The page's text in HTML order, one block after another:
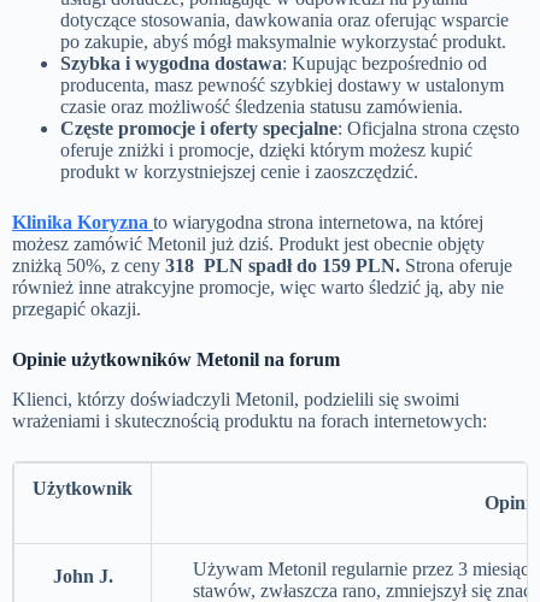
dotyczące stosowania, dawkowania oraz oferując wsparcie
po zakupie, abyś mógł maksymalnie wykorzystać produkt.
Szybka i wygodna dostawa: Kupując bezpośrednio od
producenta, masz pewność szybkiej dostawy w ustalonym
czasie oraz możliwość śledzenia statusu zamówienia.
Częste promocje i oferty specjalne: Oficjalna strona często
oferuje zniżki i promocje, dzięki którym możesz kupić
produkt w korzystniejszej cenie i zaoszczędzić.
Klinika Koryzna to wiarygodna strona internetowa, na której
możesz zamówić Metonil już dziś. Produkt jest obecnie objęty
zniżką 50%, z ceny 318 PLN spadł do 159 PLN. Strona oferuje
również inne atrakcyjne promocje, więc warto śledzić ją, aby nie
przegapić okazji.
Opinie użytkowników Metonil na forum
Klienci, którzy doświadczyli Metonil, podzielili się swoimi
wrażeniami i skutecznością produktu na forach internetowych:
Użytkownik
Opinia
John J.
Używam Metonil regularnie przez 3
stawów, zwłaszcza rano, zmniejszył się